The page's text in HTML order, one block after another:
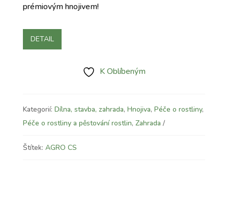
prémiovým hnojivem!
DETAIL
K Oblíbeným
Kategorií: Dílna, stavba, zahrada, Hnojiva, Péče o rostliny,
Péče o rostliny a pěstování rostlin, Zahrada
Štítek: AGRO CS